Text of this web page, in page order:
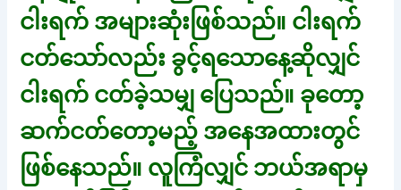
ငါးရက် အများဆုံးဖြစ်သည်။ ငါးရက်
ငတ်သော်လည်း ခွင့်ရသောနေ့ဆိုလျှင်
ငါးရက် ငတ်ခဲ့သမျှ ပြေသည်။ ခုတော့
ဆက်ငတ်တော့မည့် အနေအထားတွင်
ဖြစ်နေသည်။ လူကြံလျှင် ဘယ်အရာမှ